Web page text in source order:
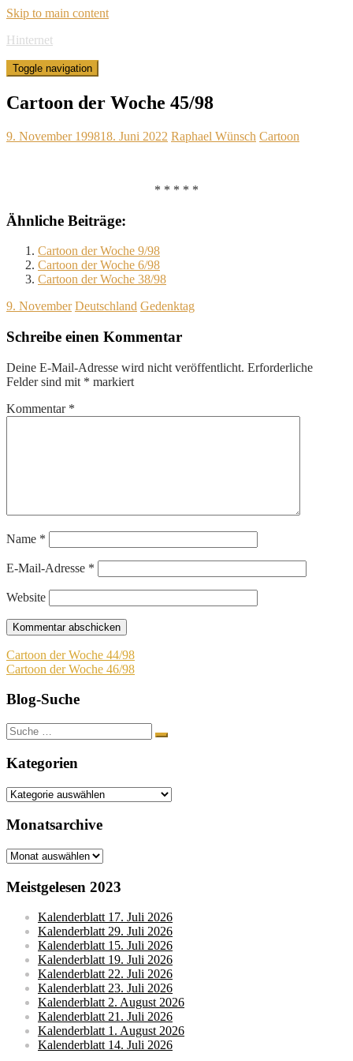
Skip to main content
Hinternet
Toggle navigation
Cartoon der Woche 45/98
9. November 199818. Juni 2022 Raphael Wünsch Cartoon
* * * * *
Ähnliche Beiträge:
Cartoon der Woche 9/98
Cartoon der Woche 6/98
Cartoon der Woche 38/98
9. November Deutschland Gedenktag
Schreibe einen Kommentar
Deine E-Mail-Adresse wird nicht veröffentlicht. Erforderliche
Felder sind mit * markiert
Kommentar *
Name *
E-Mail-Adresse *
Website
Beitragsnavigation
Cartoon der Woche 44/98
Cartoon der Woche 46/98
Blog-Suche
Suche
nach:
Kategorien
Kategorien
Monatsarchive
Monatsarchive
Meistgelesen 2023
Kalenderblatt 17. Juli 2026
Kalenderblatt 29. Juli 2026
Kalenderblatt 15. Juli 2026
Kalenderblatt 19. Juli 2026
Kalenderblatt 22. Juli 2026
Kalenderblatt 23. Juli 2026
Kalenderblatt 2. August 2026
Kalenderblatt 21. Juli 2026
Kalenderblatt 1. August 2026
Kalenderblatt 14. Juli 2026